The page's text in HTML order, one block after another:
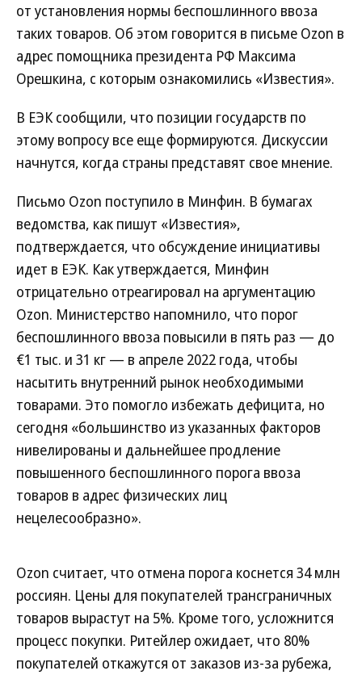
от установления нормы беспошлинного ввоза
таких товаров. Об этом говорится в письме Ozon в
адрес помощника президента РФ Максима
Орешкина, с которым ознакомились «Известия».
В ЕЭК сообщили, что позиции государств по
этому вопросу все еще формируются. Дискуссии
начнутся, когда страны представят свое мнение.
Письмо Ozon поступило в Минфин. В бумагах
ведомства, как пишут «Известия»,
подтверждается, что обсуждение инициативы
идет в ЕЭК. Как утверждается, Минфин
отрицательно отреагировал на аргументацию
Ozon. Министерство напомнило, что порог
беспошлинного ввоза повысили в пять раз — до
€1 тыс. и 31 кг — в апреле 2022 года, чтобы
насытить внутренний рынок необходимыми
товарами. Это помогло избежать дефицита, но
сегодня «большинство из указанных факторов
нивелированы и дальнейшее продление
повышенного беспошлинного порога ввоза
товаров в адрес физических лиц
нецелесообразно».
Ozon считает, что отмена порога коснется 34 млн
россиян. Цены для покупателей трансграничных
товаров вырастут на 5%. Кроме того, усложнится
процесс покупки. Ритейлер ожидает, что 80%
покупателей откажутся от заказов из-за рубежа,